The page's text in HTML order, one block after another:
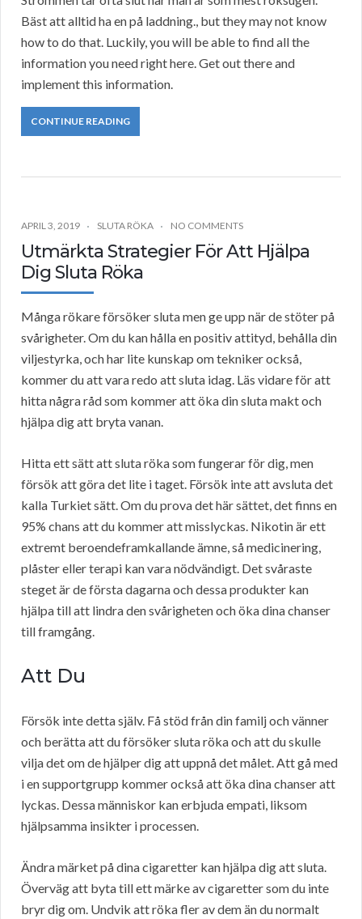
Bäst att alltid ha en på laddning., but they may not know
how to do that. Luckily, you will be able to find all the
information you need right here. Get out there and
implement this information.
CONTINUE READING
APRIL 3, 2019 SLUTA RÖKA NO COMMENTS
Utmärkta Strategier För Att Hjälpa
Dig Sluta Röka
Många rökare försöker sluta men ge upp när de stöter på
svårigheter. Om du kan hålla en positiv attityd, behålla din
viljestyrka, och har lite kunskap om tekniker också,
kommer du att vara redo att sluta idag. Läs vidare för att
hitta några råd som kommer att öka din sluta makt och
hjälpa dig att bryta vanan.
Hitta ett sätt att sluta röka som fungerar för dig, men
försök att göra det lite i taget. Försök inte att avsluta det
kalla Turkiet sätt. Om du prova det här sättet, det finns en
95% chans att du kommer att misslyckas. Nikotin är ett
extremt beroendeframkallande ämne, så medicinering,
plåster eller terapi kan vara nödvändigt. Det svåraste
steget är de första dagarna och dessa produkter kan
hjälpa till att lindra den svårigheten och öka dina chanser
till framgång.
Att Du
Försök inte detta själv. Få stöd från din familj och vänner
och berätta att du försöker sluta röka och att du skulle
vilja det om de hjälper dig att uppnå det målet. Att gå med
i en supportgrupp kommer också att öka dina chanser att
lyckas. Dessa människor kan erbjuda empati, liksom
hjälpsamma insikter i processen.
Ändra märket på dina cigaretter kan hjälpa dig att sluta.
Överväg att byta till ett märke av cigaretter som du inte
bryr dig om. Undvik att röka fler av dem än du normalt